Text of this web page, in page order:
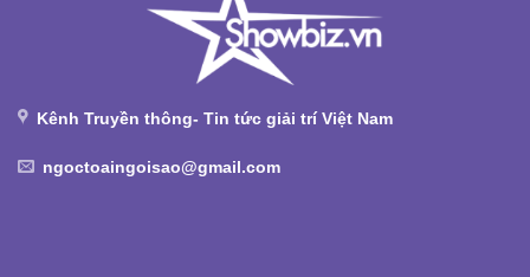
Kênh Truyền thông- Tin tức giải trí Việt Nam
ngoctoaingoisao@gmail.com